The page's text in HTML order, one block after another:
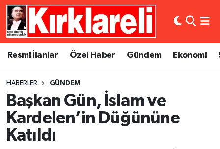
Resmi İlanlar Özel Haber Gündem Ekonomi
HABERLER GÜNDEM
Başkan Gün, İslam ve
Kardelen’in Düğününe
Katıldı
Resmi İlanlar
Gündem
Ekonomi
Siyaset
Asayiş
Dünya
Eğitim
Kültür Sanat
Künye
Gizlilik Sözleşmesi
Merkez Nöbetçi Eczaneler
Merkez Trafik Yoğunluk Haritası
Süper Lig Puan Durumu ve Fikstür
Tüm Manşetler